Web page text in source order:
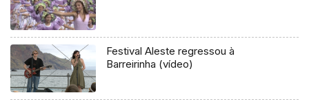
Festival Aleste regressou à
Barreirinha (vídeo)